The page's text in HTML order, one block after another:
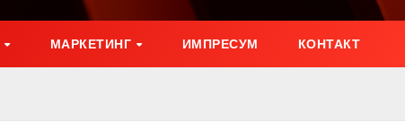
МАРКЕТИНГ ИМПРЕСУМ КОНТАКТ